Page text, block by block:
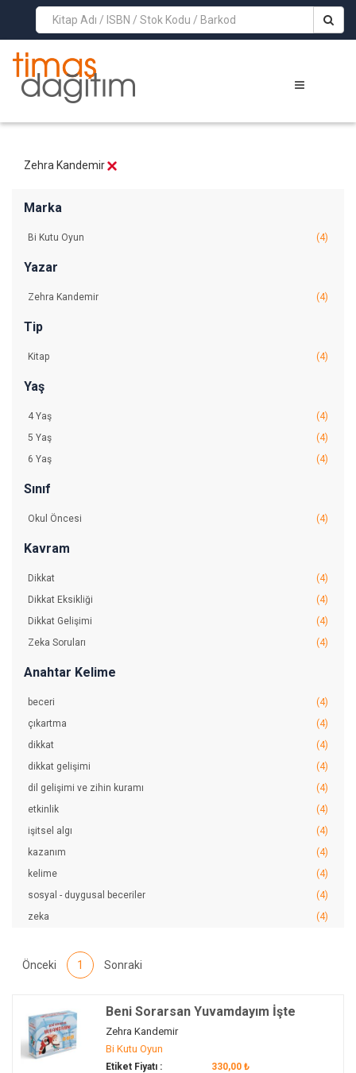
>
Zehra Kandemir
Marka
Bi Kutu Oyun (4)
Yazar
Zehra Kandemir (4)
Tip
Kitap (4)
Yaş
4 Yaş
(4)
5 Yaş
(4)
6 Yaş
(4)
Sınıf
Okul Öncesi (4)
Kavram
Dikkat
(4)
Dikkat Eksikliği
(4)
Dikkat Gelişimi
(4)
Zeka Soruları
(4)
Anahtar Kelime
beceri
(4)
çıkartma
(4)
dikkat
(4)
dikkat gelişimi
(4)
dil gelişimi ve zihin kuramı
(4)
etkinlik
(4)
işitsel algı
(4)
kazanım
(4)
kelime
(4)
sosyal - duygusal beceriler
(4)
zeka
(4)
Önceki 1 Sonraki
Beni Sorarsan Yuvamdayım İşte
Buzullar Kitap ve Oyun Seti
Zehra Kandemir
Bi Kutu Oyun
Etiket Fiyatı : 330,00 ₺